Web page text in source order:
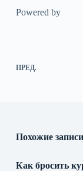
Powered by
ПРЕД.
Похожие записи
Как бросить